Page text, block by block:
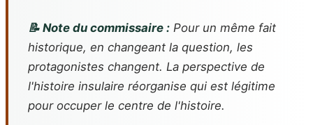
📝 Note du commissaire : Pour un même fait
historique, en changeant la question, les
protagonistes changent. La perspective de
l'histoire insulaire réorganise qui est légitime
pour occuper le centre de l'histoire.